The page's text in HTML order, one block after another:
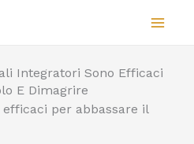
Integratori Sono Efficaci
E Dimagrire